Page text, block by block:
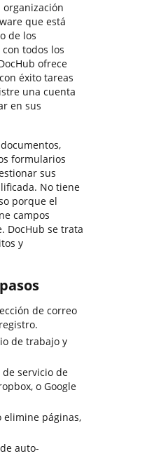
que está
de los
todos los
ofrece
éxito tareas
una cuenta
en sus
formularios
sus
No tiene
porque el
campos
DocHub se trata
y
de correo
de trabajo y
servicio de
o Google
elimine páginas,
auto-